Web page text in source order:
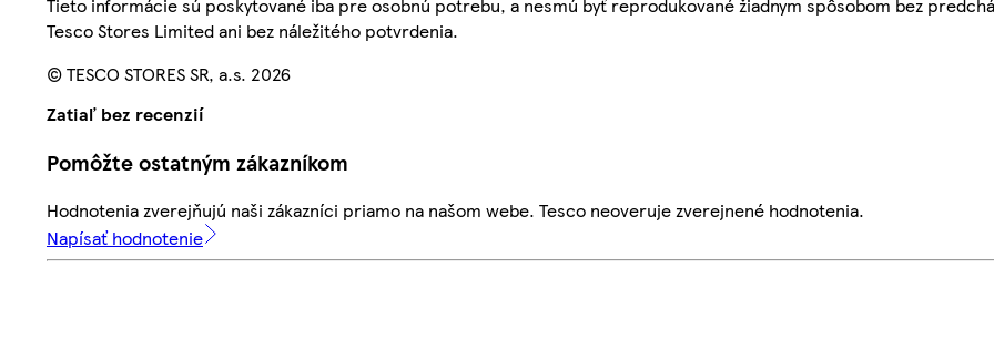
Tesco Stores Limited ani bez náležitého potvrdenia.
© TESCO STORES SR, a.s. 2026
Zatiaľ bez recenzií
Pomôžte ostatným zákazníkom
Hodnotenia zverejňujú naši zákazníci priamo na našom webe. Tesco neoveruje zverejnené hodnotenia.
Napísať hodnotenie